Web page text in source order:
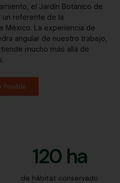
el Jardín Botánico de
un referente de la
México. La experiencia de
angular de nuestro trabajo,
mucho más allá de
Posible
de hábitat conservado
120 ha